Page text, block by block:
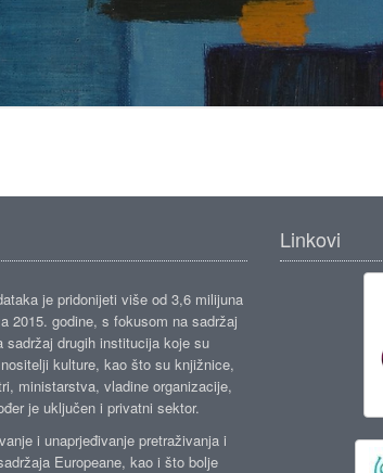
je pridonijeti više od 3,6 milijuna
2015. godine, s fokusom na sadržaj
sadržaj drugih institucija koje su
kulture, kao što su knjižnice,
ministarstva, vladine organizacije,
je uključen i privatni sektor.
i unaprjeđivanje pretraživanja i
Europeane, kao i što bolje
Linkovi